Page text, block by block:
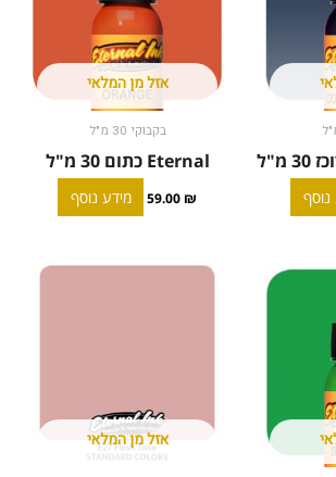
נוסף
אזל מן המלאי
בקבוקי 30 מ"ל
Eternal כתום 30 מ"ל
59.00 ₪ מידע נוסף
אזל מן המלאי